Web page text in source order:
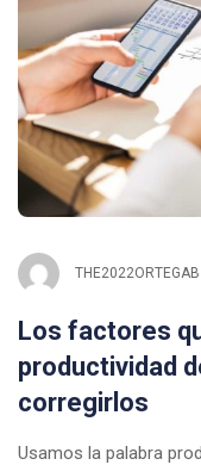
THE2022ORTEGAB
Los factores
productividad
corregirlos
Usamos la palabra